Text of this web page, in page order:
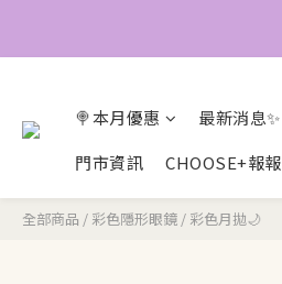
🍭本月優惠 最新消息✨
門市資訊
CHOOSE+報報
全部商品 / 彩色隱形眼鏡 / 彩色月拋🌙